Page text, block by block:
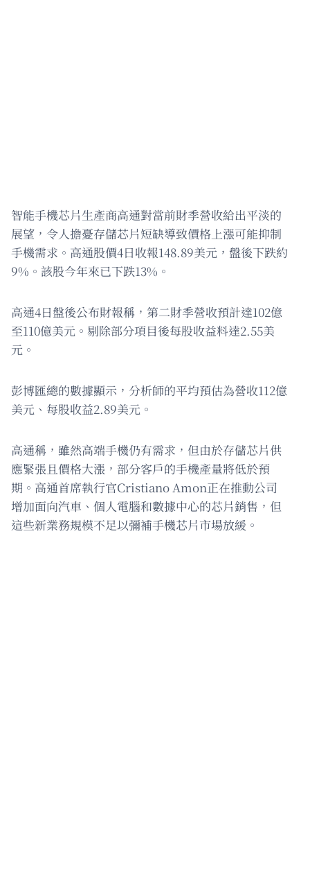
智能手機芯片生產商高通對當前財季營收給出平淡的
展望，令人擔憂存儲芯片短缺導致價格上漲可能抑制
手機需求。高通股價4日收報148.89美元，盤後下跌約
9%。該股今年來已下跌13%。
高通4日盤後公布財報稱，第二財季營收預計達102億
至110億美元。剔除部分項目後每股收益料達2.55美
元。
彭博匯總的數據顯示，分析師的平均預估為營收112億
美元、每股收益2.89美元。
高通稱，雖然高端手機仍有需求，但由於存儲芯片供
應緊張且價格大漲，部分客戶的手機產量將低於預
期。高通首席執行官Cristiano Amon正在推動公司
增加面向汽車、個人電腦和數據中心的芯片銷售，但
這些新業務規模不足以彌補手機芯片市場放緩。